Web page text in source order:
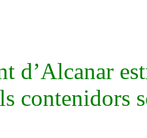
d’Alcanar
contenidors